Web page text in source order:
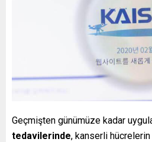
Geçmişten günümüze kadar
tedavilerinde, kanserli hücrelerin